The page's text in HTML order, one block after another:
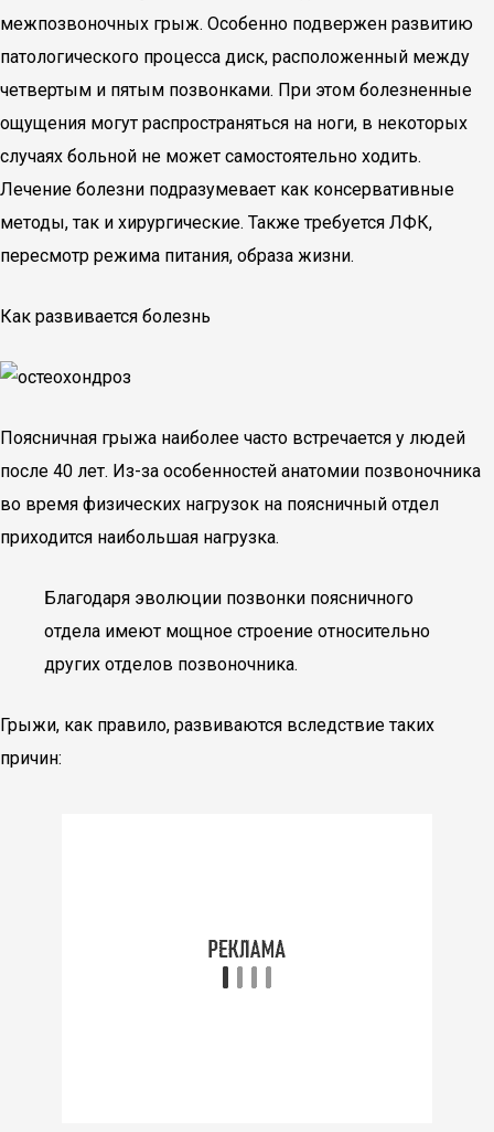
межпозвоночных грыж. Особенно подвержен развитию
патологического процесса диск, расположенный между
четвертым и пятым позвонками. При этом болезненные
ощущения могут распространяться на ноги, в некоторых
случаях больной не может самостоятельно ходить.
Лечение болезни подразумевает как консервативные
методы, так и хирургические. Также требуется ЛФК,
пересмотр режима питания, образа жизни.
Как развивается болезнь
Поясничная грыжа наиболее часто встречается у людей
после 40 лет. Из-за особенностей анатомии позвоночника
во время физических нагрузок на поясничный отдел
приходится наибольшая нагрузка.
Благодаря эволюции позвонки поясничного
отдела имеют мощное строение относительно
других отделов позвоночника.
Грыжи, как правило, развиваются вследствие таких
причин: